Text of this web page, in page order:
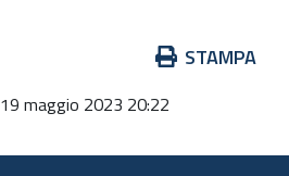
STAMPA
19 maggio 2023 20:22